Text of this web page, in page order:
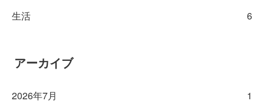
生活 6
アーカイブ
2026年7月 1